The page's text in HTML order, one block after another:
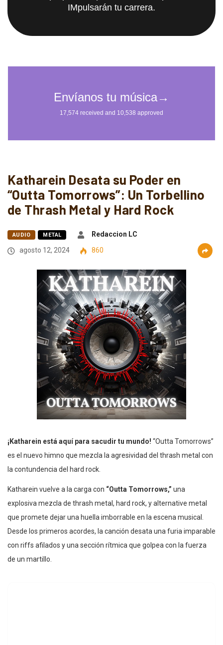
IMpulsarán tu carrera.
Katharein Desata su Poder en
“Outta Tomorrows”: Un Torbellino
de Thrash Metal y Hard Rock
AUDIO METAL
Redaccion LC
agosto 12, 2024
860
¡Katharein está aquí para sacudir tu mundo! “Outta Tomorrows”
es el nuevo himno que mezcla la agresividad del thrash metal con
la contundencia del hard rock.
Katharein vuelve a la carga con “Outta Tomorrows,” una
explosiva mezcla de thrash metal, hard rock, y alternative metal
que promete dejar una huella imborrable en la escena musical.
Desde los primeros acordes, la canción desata una furia imparable
con riffs afilados y una sección rítmica que golpea con la fuerza
de un martillo.